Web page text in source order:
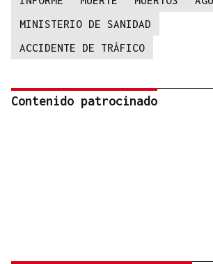
MINISTERIO DE SANIDAD
ACCIDENTE DE TRÁFICO
Contenido patrocinado